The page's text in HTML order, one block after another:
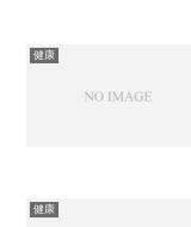
健康
健康